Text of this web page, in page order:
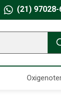
(21) 97028-